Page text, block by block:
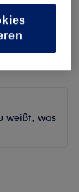
filtern
weißt, was